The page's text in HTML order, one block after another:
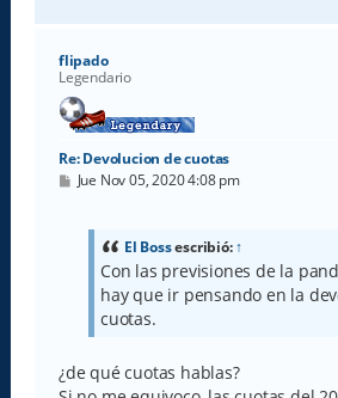
flipado
Legendario
Re: Devolucion de cuotas
M
Jue Nov 05, 2020 4:08 pm
El Bossescribió:↑
Con las previsiones de la
hay que ir pensando en la
cuotas.
¿de qué cuotas hablas?